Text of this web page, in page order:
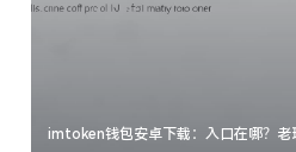
imtoken钱包安卓下载：入口在哪？老